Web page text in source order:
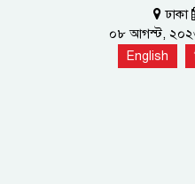
ঢাকা
০৮ আগস্ট,
English